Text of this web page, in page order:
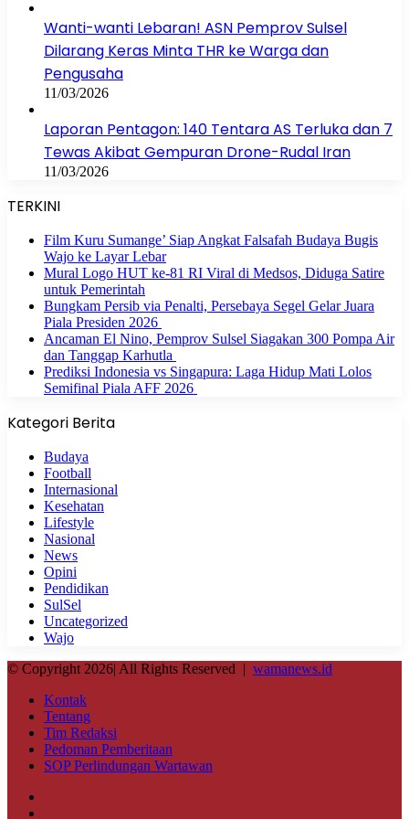
Wanti-wanti Lebaran! ASN Pemprov Sulsel
Dilarang Keras Minta THR ke Warga dan
Pengusaha
11/03/2026
Laporan Pentagon: 140 Tentara AS Terluka dan 7
Tewas Akibat Gempuran Drone-Rudal Iran
11/03/2026
TERKINI
Film Kuru Sumange’ Siap Angkat Falsafah Budaya Bugis
Wajo ke Layar Lebar
Mural Logo HUT ke-81 RI Viral di Medsos, Diduga Satire
untuk Pemerintah
Bungkam Persib via Penalti, Persebaya Segel Gelar Juara
Piala Presiden 2026
Ancaman El Nino, Pemprov Sulsel Siagakan 300 Pompa Air
dan Tanggap Karhutla
Prediksi Indonesia vs Singapura: Laga Hidup Mati Lolos
Semifinal Piala AFF 2026
Kategori Berita
Budaya
Football
Internasional
Kesehatan
Lifestyle
Nasional
News
Opini
Pendidikan
SulSel
Uncategorized
Wajo
© Copyright 2026| All Rights Reserved | wamanews.id
Kontak
Tentang
Tim Redaksi
Pedoman Pemberitaan
SOP Perlindungan Wartawan